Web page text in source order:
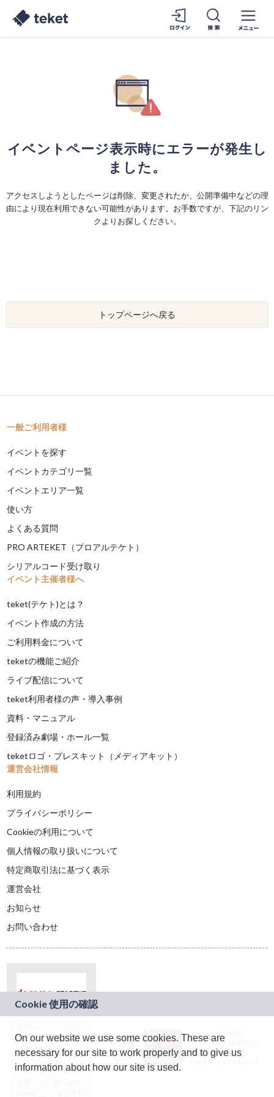
イベントページ表示時にエラーが発生し
ました。
アクセスしようとしたページは削除、変更されたか、公開準備中などの理
由により現在利用できない可能性があります。お手数ですが、下記のリン
クよりお探しください。
トップページへ戻る
一般ご利用者様
イベントを探す
イベントカテゴリ一覧
イベントエリア一覧
使い方
よくある質問
PRO ARTEKET（プロアルテケト）
シリアルコード受け取り
イベント主催者様へ
teket(テケト)とは？
イベント作成の方法
ご利用料金について
teketの機能ご紹介
ライブ配信について
teket利用者様の声・導入事例
資料・マニュアル
登録済み劇場・ホール一覧
teketロゴ・プレスキット（メディアキット）
運営会社情報
利用規約
プライバシーポリシー
Cookieの利用について
個人情報の取り扱いについて
特定商取引法に基づく表示
運営会社
お知らせ
お問い合わせ
ドコモグループの新
規事業創出プログラ
ム「docomo
STARTUP」を通じて
JASRAC許諾番号：
9024936001Y45037
JASRAC許諾番号：
On our website we use some cookies. These are
necessary for our site to work properly and to give us
information about how our site is used.